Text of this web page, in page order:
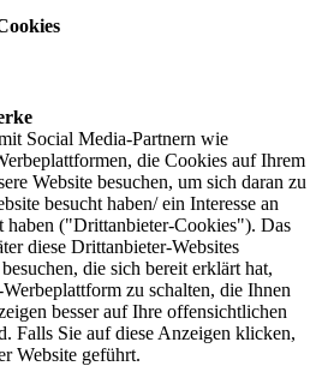
Social Media-Partnern wie
die Cookies auf Ihrem
Website besuchen, um sich daran zu
besucht haben/ ein Interesse an
haben ("Drittanbieter-Cookies"). Das
diese Drittanbieter-Websites
die sich bereit erklärt hat,
zu schalten, die Ihnen
besser auf Ihre offensichtlichen
Falls Sie auf diese Anzeigen klicken,
Website geführt.